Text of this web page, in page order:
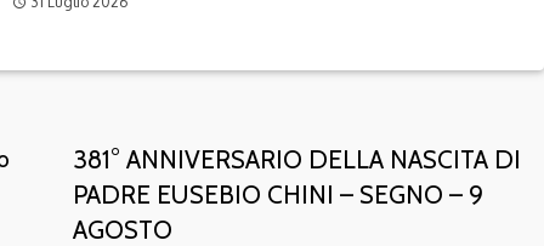
381° ANNIVERSARIO DELLA NASCITA DI
PADRE EUSEBIO CHINI – SEGNO – 9
AGOSTO